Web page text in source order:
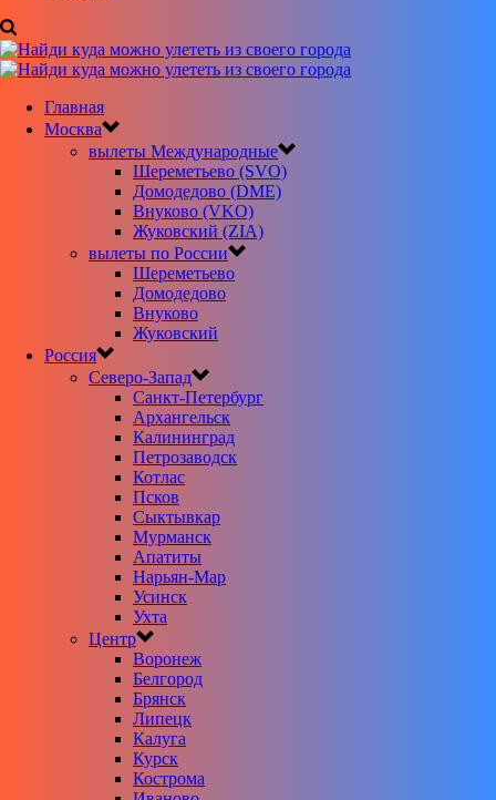
Главная
Москва
вылеты Международные
Шереметьево (SVO)
Домодедово (DME)
Внуково (VKO)
Жуковский (ZIA)
вылеты по России
Шереметьево
Домодедово
Внуково
Жуковский
Россия
Северо-Запад
Санкт-Петербург
Архангельск
Калининград
Петрозаводск
Котлас
Псков
Сыктывкар
Мурманск
Апатиты
Нарьян-Мар
Усинск
Ухта
Центр
Воронеж
Белгород
Брянск
Липецк
Калуга
Курск
Кострома